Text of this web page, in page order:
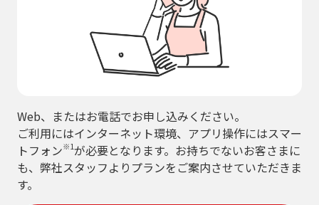
Web、またはお電話でお申し込みください。
ご利用にはインターネット環境、アプリ操作にはスマー
トフォン※1が必要となります。お持ちでないお客さまに
も、弊社スタッフよりプランをご案内させていただきま
す。